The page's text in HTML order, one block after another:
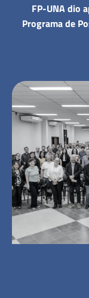
FP-UNA dio
Programa de